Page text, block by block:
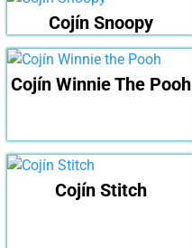
Cojín Snoopy
Cojín Winnie The Pooh
Cojín Stitch